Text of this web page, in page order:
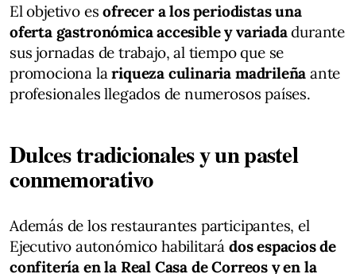
El objetivo esofrecer a los periodistas una
oferta gastronómica accesible y variadadurante
sus jornadas de trabajo, al tiempo que se
promociona lariqueza culinaria madrileña ante
profesionales llegados de numerosos países.
Dulces tradicionales y un pastel
conmemorativo
Además de los restaurantes participantes, el
Ejecutivo autonómico habilitará dos espacios de
confitería en la Real Casa de Correos y en la